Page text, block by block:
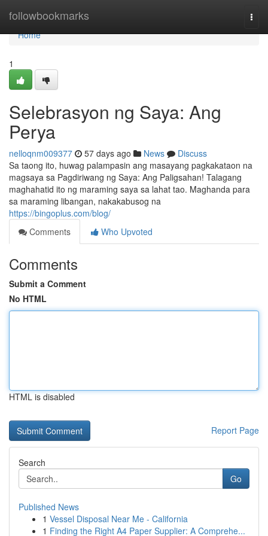
followbookmarks
Home
Home
1
Selebrasyon ng Saya: Ang
Perya
nelloqnm009377 57 days ago News
Discuss
Sa taong ito, huwag palampasin ang masayang pagkakataon na
magsaya sa Pagdiriwang ng Saya: Ang Paligsahan! Talagang
maghahatid ito ng maraming saya sa lahat tao. Maghanda para
sa maraming libangan, nakakabusog na
https://bingoplus.com/blog/
Comments
Who Upvoted
Comments
Submit a Comment
No HTML
HTML is disabled
Report Page
Search
Go
Published News
1 Vessel Disposal Near Me - California
1 Finding the Right A4 Paper Supplier: A Comprehe...